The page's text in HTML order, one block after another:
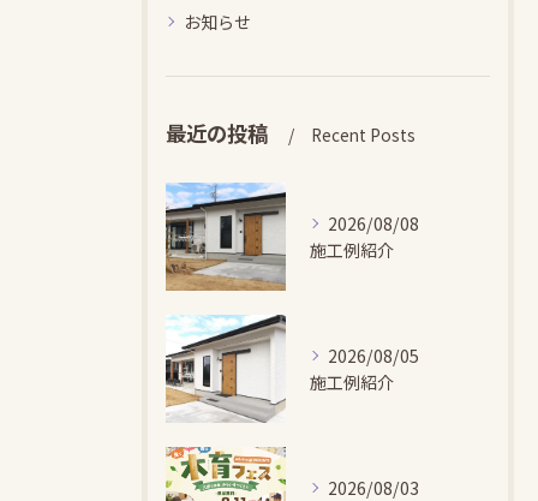
お知らせ
最近の投稿 Recent Posts
2026/08/08
施工例紹介
2026/08/05
施工例紹介
2026/08/03